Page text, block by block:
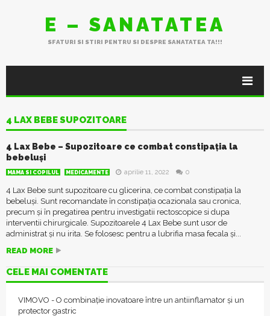
E – SANATATEA
SFATURI SI STIRI PENTRU SI DESPRE SANATATEA TA!!!
4 LAX BEBE SUPOZITOARE
4 Lax Bebe – Supozitoare ce combat constipația la
bebeluși
MAMA SI COPILUL MEDICAMENTE aprilie 11, 2022 0
4 Lax Bebe sunt supozitoare cu glicerina, ce combat constipația la
bebeluși. Sunt recomandate în constipația ocazionala sau cronica,
precum și în pregatirea pentru investigatii rectoscopice si dupa
interventii chirurgicale. Supozitoarele 4 Lax Bebe sunt usor de
administrat și nu irita. Se folosesc pentru a lubrifia masa fecala și...
READ MORE
CELE MAI COMENTATE
VIMOVO - O combinație inovatoare între un antiinflamator și un
protector gastric